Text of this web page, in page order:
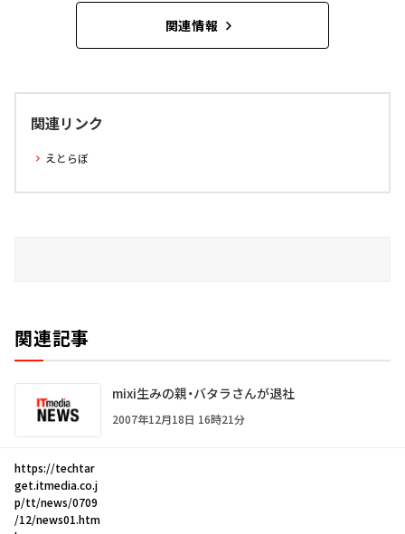
関連情報
関連リンク
えとらぼ
関連記事
mixi生みの親・バタラさんが退社
2007年12月18日 16時21分
https://techtar
get.itmedia.co.j
p/tt/news/0709
/12/news01.htm